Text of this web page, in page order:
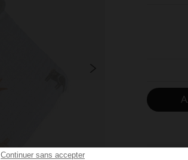
Continuer sans accepter